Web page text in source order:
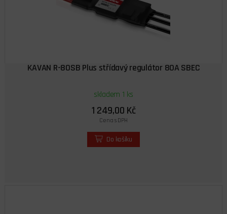
KAVAN R-80SB Plus střídavý regulátor 80A SBEC
skladem 1 ks
1 249,00 Kč
Cena s DPH
Do košíku